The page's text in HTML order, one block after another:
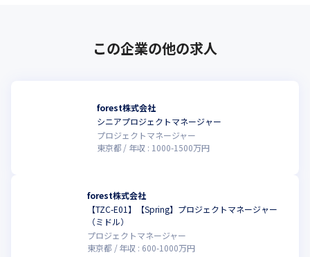
者へのキャリアパスも開かれています。
この企業の他の求人
forest株式会社
シニアプロジェクトマネージャー
プロジェクトマネージャー
東京都
年収 : 1000-1500万円
forest株式会社
【TZC-E01】【Spring】プロジェクトマネージャー
（ミドル）
プロジェクトマネージャー
東京都
年収 : 600-1000万円